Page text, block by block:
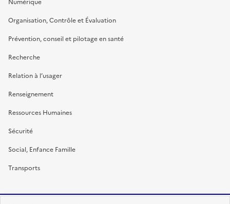
Organisation, Contrôle et Évaluation
Prévention, conseil et pilotage en santé
Recherche
Relation à l’usager
Renseignement
Ressources Humaines
Sécurité
Social, Enfance Famille
Transports